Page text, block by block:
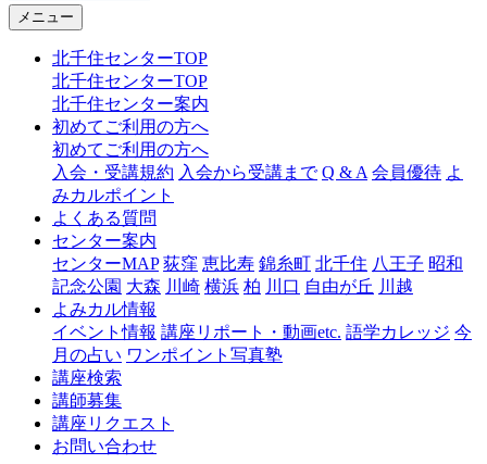
メニュー
北千住センターTOP
北千住センターTOP
北千住センター案内
初めてご利用の方へ
初めてご利用の方へ
入会・受講規約 入会から受講まで Q & A 会員優待 よ
みカルポイント
よくある質問
センター案内
センターMAP 荻窪 恵比寿 錦糸町 北千住 八王子 昭和
記念公園 大森 川崎 横浜 柏 川口 自由が丘 川越
よみカル情報
イベント情報 講座リポート・動画etc. 語学カレッジ 今
月の占い ワンポイント写真塾
講座検索
講師募集
講座リクエスト
お問い合わせ